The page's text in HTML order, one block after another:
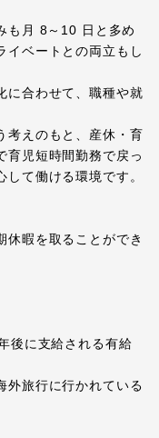
も月 8～10 日と多め
イベートとの両立もし
に合わせて、職種や就
考えのもと、産休・育
育児短時間勤務で戻っ
て働ける環境です。
休暇を取ることができ
後に支給される有給
外旅行に行かれている